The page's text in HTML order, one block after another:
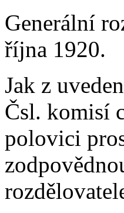
Generální
října 1920.
Jak z
Čsl. komisí
polovici